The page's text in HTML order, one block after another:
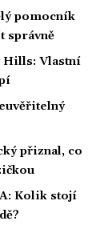
pomocník
správně
Hills: Vlastní
přiznal, co
Kolik stojí